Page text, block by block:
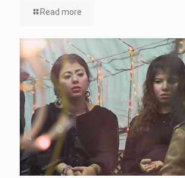
Read more